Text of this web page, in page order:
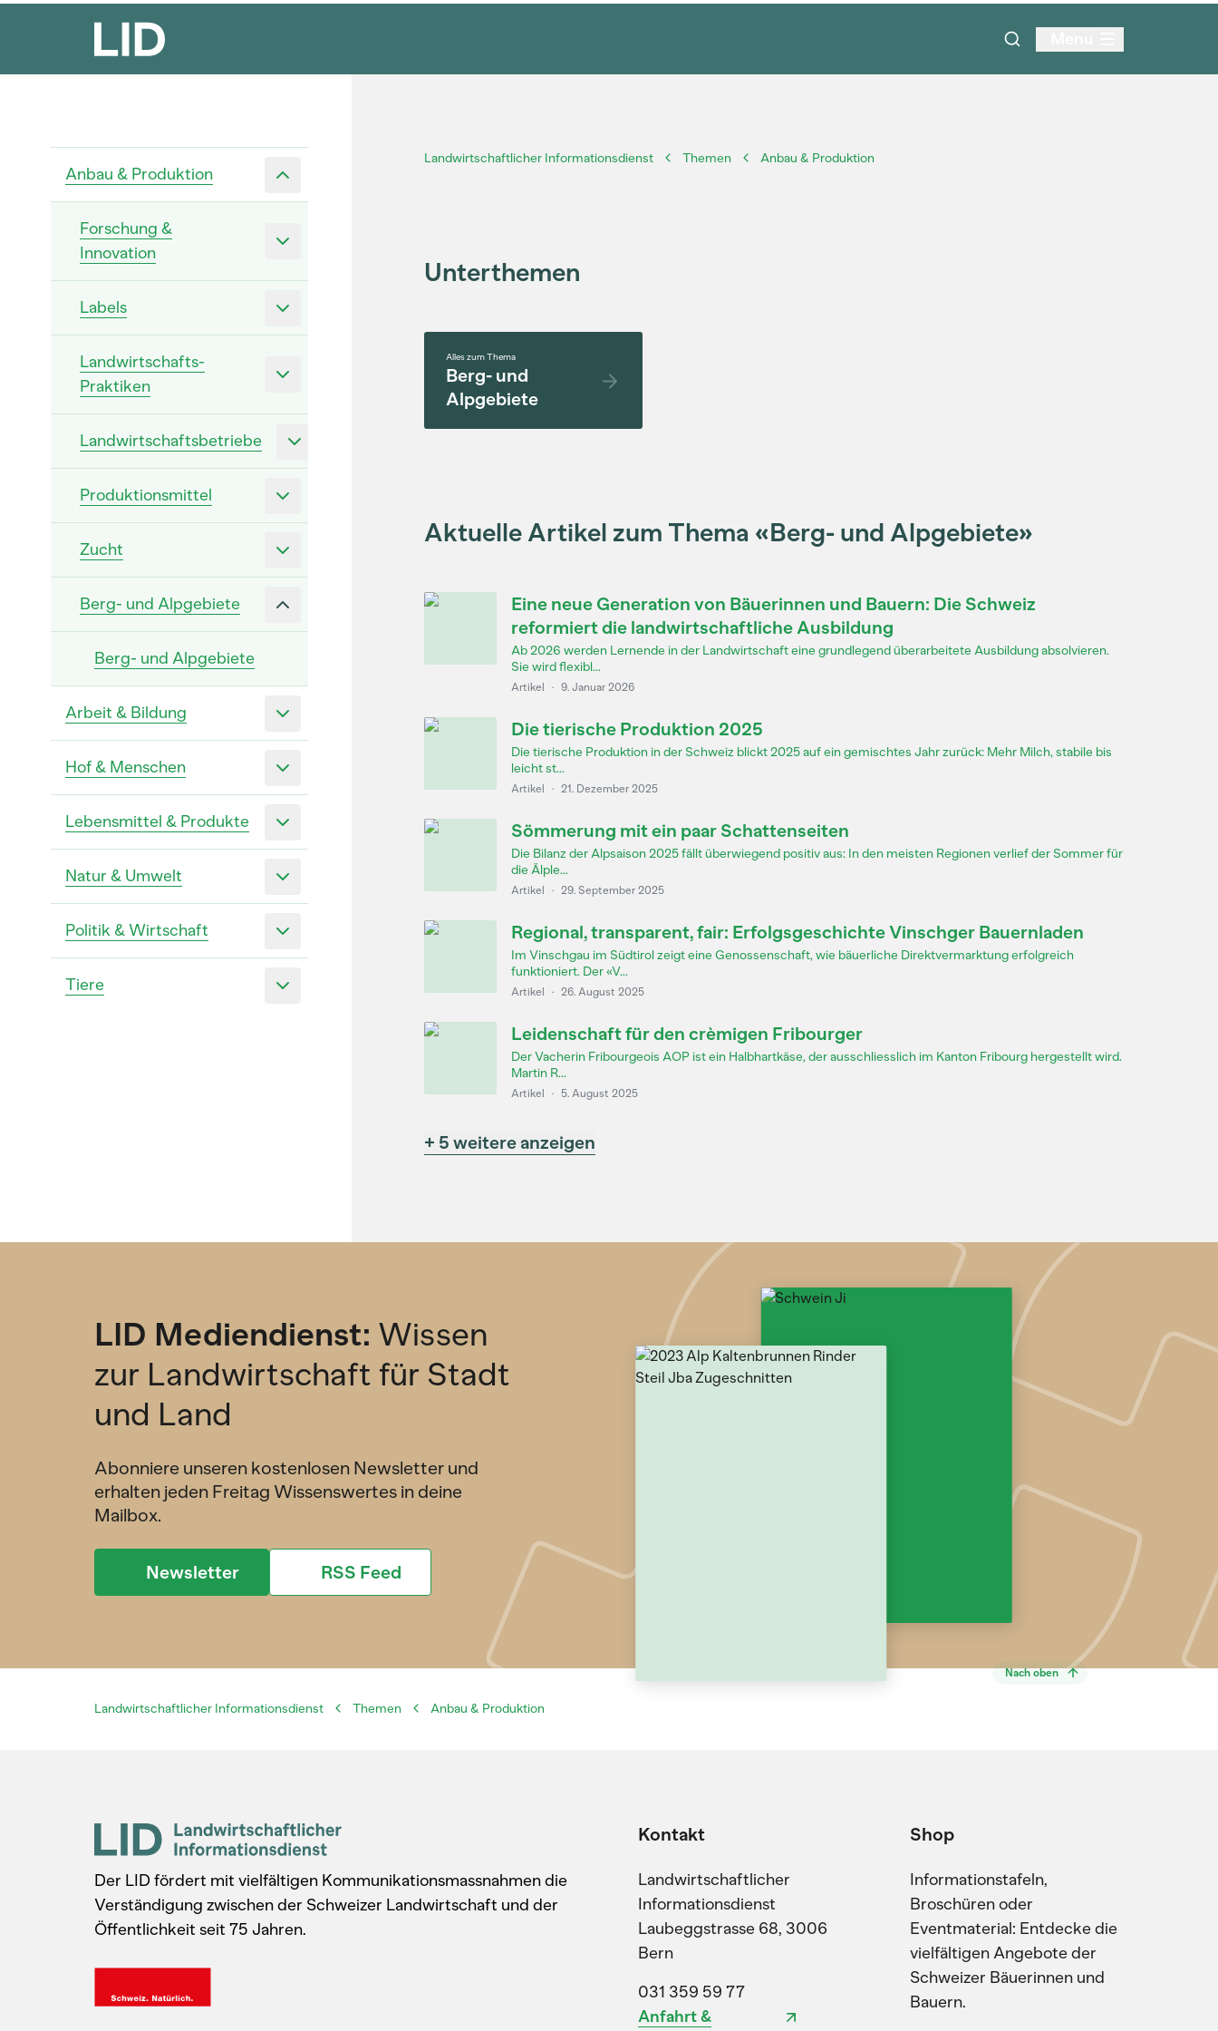
Anbau & Produktion
Forschung &
Innovation
Labels
Landwirtschafts-
Praktiken
Landwirtschaftsbetriebe
Produktionsmittel
Zucht
Berg- und Alpgebiete
Berg- und Alpgebiete
Arbeit & Bildung
Hof & Menschen
Lebensmittel & Produkte
Natur & Umwelt
Politik & Wirtschaft
Tiere
Landwirtschaftlicher Informationsdienst Themen Anbau & Produktion
Unterthemen
Berg- und
Alpgebiete
Alles zum Thema
Aktuelle Artikel zum Thema «Berg- und Alpgebiete»
Eine neue Generation von Bäuerinnen und Bauern: Die Schweiz
reformiert die landwirtschaftliche Ausbildung
Ab 2026 werden Lernende in der Landwirtschaft eine grundlegend überarbeitete Ausbildung absolvieren.
Sie wird flexibl...
Artikel · 9. Januar 2026
Die tierische Produktion 2025
Die tierische Produktion in der Schweiz blickt 2025 auf ein gemischtes Jahr zurück: Mehr Milch, stabile bis
leicht st...
Artikel · 21. Dezember 2025
Sömmerung mit ein paar Schattenseiten
Die Bilanz der Alpsaison 2025 fällt überwiegend positiv aus: In den meisten Regionen verlief der Sommer für
die Älple...
Artikel · 29. September 2025
Regional, transparent, fair: Erfolgsgeschichte Vinschger Bauernladen
Im Vinschgau im Südtirol zeigt eine Genossenschaft, wie bäuerliche Direktvermarktung erfolgreich
funktioniert. Der «V...
Artikel · 26. August 2025
Leidenschaft für den crèmigen Fribourger
Der Vacherin Fribourgeois AOP ist ein Halbhartkäse, der ausschliesslich im Kanton Fribourg hergestellt wird.
Martin R...
Artikel · 5. August 2025
+ 5 weitere anzeigen
LID Mediendienst: Wissen
zur Landwirtschaft für Stadt
und Land
Abonniere unseren kostenlosen Newsletter und
erhalten jeden Freitag Wissenswertes in deine
Mailbox.
Newsletter RSS Feed
Landwirtschaftlicher Informationsdienst Themen Anbau & Produktion
Nach oben
Der LID fördert mit vielfältigen Kommunikationsmassnahmen die
Verständigung zwischen der Schweizer Landwirtschaft und der
Öffentlichkeit seit 75 Jahren.
Kontakt
Landwirtschaftlicher
Informationsdienst
Laubeggstrasse 68, 3006
Bern
031 359 59 77
Anfahrt &
Shop
Informationstafeln,
Broschüren oder
Eventmaterial: Entdecke die
vielfältigen Angebote der
Schweizer Bäuerinnen und
Bauern.